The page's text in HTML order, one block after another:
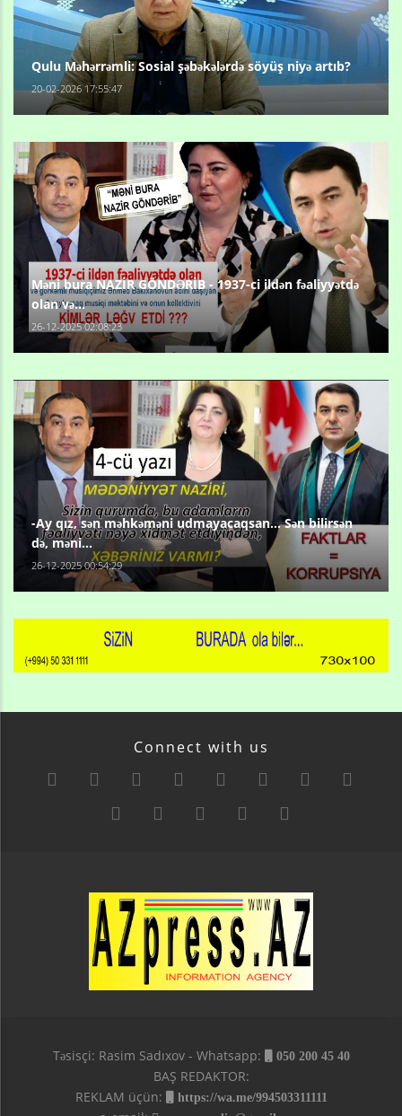
Qulu Məhərrəmli: Sosial şəbəkələrdə söyüş niyə artıb?
20-02-2026 17:55:47
Məni bura NAZİR GÖNDƏRİB - 1937-ci ildən fəaliyyətdə
olan və...
26-12-2025 02:08:23
-Ay qız, sən məhkəməni udmayacaqsan... Sən bilirsən
də, məni...
26-12-2025 00:54:29
Connect with us
Təsisçi: Rasim Sadıxov - Whatsapp: 050 200 45 40
BAŞ REDAKTOR:
REKLAM üçün:
https://wa.me/994503311111